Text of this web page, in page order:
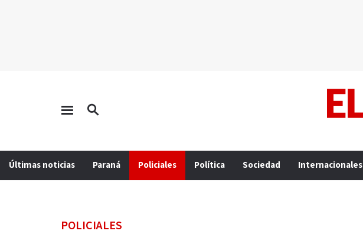
Últimas noticias Paraná Policiales Política Sociedad Internacionales
POLICIALES